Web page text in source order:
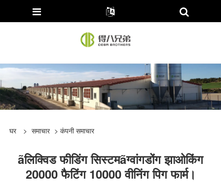
घर > समाचार > कंपनी समाचार
ãलिक्विड फीडिंग सिस्टमãग्वांगडोंग झाओकिंग
20000 फैटिंग 10000 वीनिंग पिग फार्म।